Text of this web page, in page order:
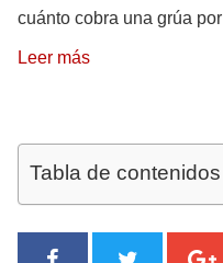
cuánto cobra una grúa por
Leer más
Tabla de contenidos